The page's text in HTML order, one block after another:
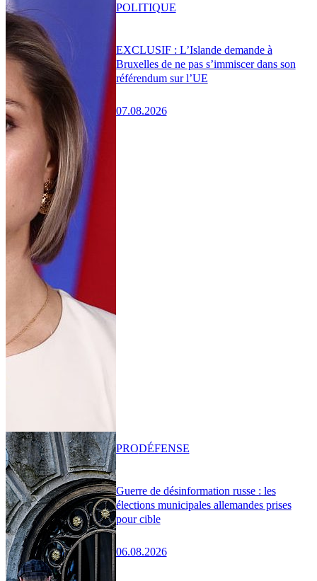
EXCLUSIF : L’Islande demande à
Bruxelles de ne pas s’immiscer dans son
référendum sur l’UE
07.08.2026
POLITIQUE
Guerre de désinformation russe : les
élections municipales allemandes prises
pour cible
06.08.2026
PRODÉFENSE